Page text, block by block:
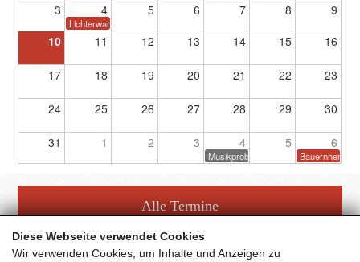
Diese Webseite verwendet Cookies
Wir verwenden Cookies, um Inhalte und Anzeigen zu
3 4 5 6 7 8 9
Lichterwanderung
10 11 12 13 14 15 16
17 18 19 20 21 22 23
24 25 26 27 28 29 30
31 1 2 3 4 5 6
Musikprobe
Alle Termine